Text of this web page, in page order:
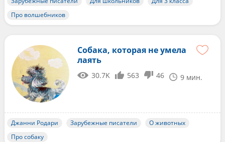
Про волшебников
Собака, которая не умела
лаять
30.7K 563 46 9 мин.
Джанни Родари Зарубежные писатели
О животных
Про собаку